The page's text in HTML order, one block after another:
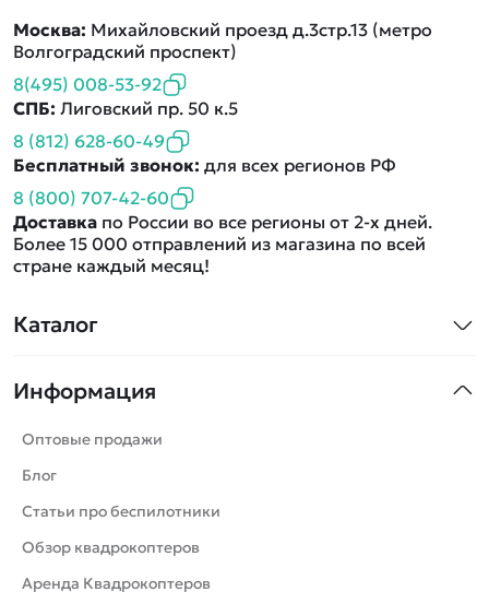
Каталог
Машинки
Танки
Вертолеты
Катера
Роботы
Самолеты
Информация
Оптовые продажи
Блог
Статьи про беспилотники
Обзор квадрокоптеров
Аренда Квадрокоптеров
Москва: Михайловский проезд д.3стр.13 (метро
Волгоградский проспект)
8(495) 008-53-92
СПБ: Лиговский пр. 50 к.5
8 (812) 628-60-49
Бесплатный звонок: для всех регионов РФ
8 (800) 707-42-60
Доставка по России во все регионы от 2-х дней.
Более 15 000 отправлений из магазина по всей
стране каждый месяц!